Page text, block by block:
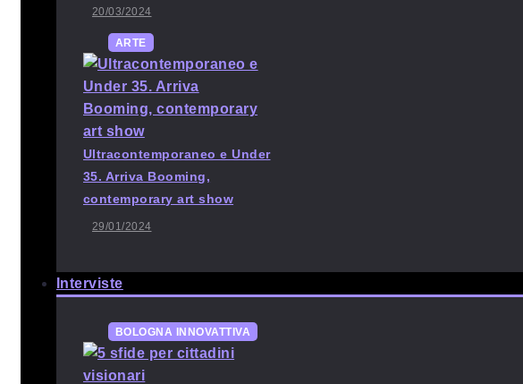
20/03/2024
ARTE
Ultracontemporaneo e Under
35. Arriva Booming,
contemporary art show
29/01/2024
Interviste
BOLOGNA INNOVATTIVA